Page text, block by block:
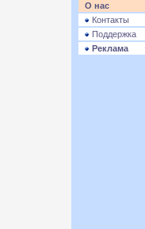
О нас
Контакты
Поддержка
Реклама